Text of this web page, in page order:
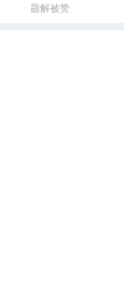
题解被赞